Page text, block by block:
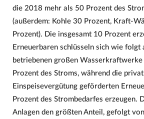
die 2018 mehr als 50 Prozent des
(außerdem: Kohle 30 Prozent, Kraft-
Prozent). Die insgesamt 10 Prozent
Erneuerbaren schlüsseln sich wie folgt
betriebenen großen
Prozent des Stroms, während die
Einspeisevergütung geförderten
Prozent des Strombedarfes erzeugen.
Anlagen den größten Anteil, gefolgt